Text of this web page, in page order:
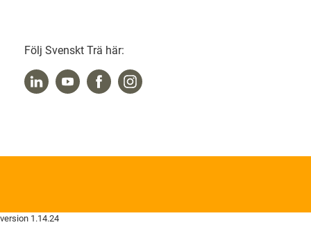
Följ Svenskt Trä här:
version 1.14.24